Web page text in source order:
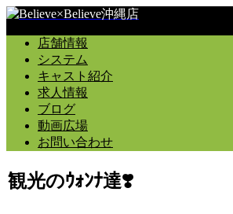
店舗情報
システム
キャスト紹介
求人情報
ブログ
動画広場
お問い合わせ
観光のｳｫﾝﾅ達❣️